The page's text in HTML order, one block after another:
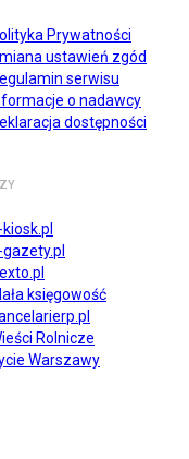
Prywatności
ustawień zgód
serwisu
o nadawcy
dostępności
kiosk.pl
gazety.pl
księgowość
Rolnicze
Warszawy